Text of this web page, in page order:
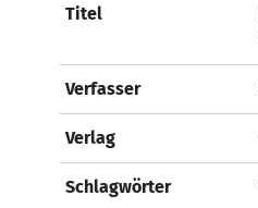
Titel
Verfasser
Verlag
Schlagwörter